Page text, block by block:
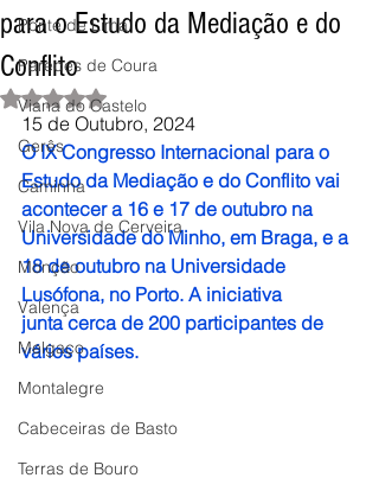
Ponte de Lima
Paredes de Coura
Viana do Castelo
Gerês
Caminha
Vila Nova de Cerveira
Monção
Valença
Melgaço
Montalegre
Cabeceiras de Basto
Terras de Bouro
para o Estudo da Mediação e do
Conflito
Avaliado com NaN de 5 estrelas.
15 de Outubro, 2024
O IX Congresso Internacional para o
Estudo da Mediação e do Conflito vai
acontecer a 16 e 17 de outubro na
Universidade do Minho, em Braga, e a
18 de outubro na Universidade
Lusófona, no Porto. A iniciativa
junta cerca de 200 participantes de
vários países.